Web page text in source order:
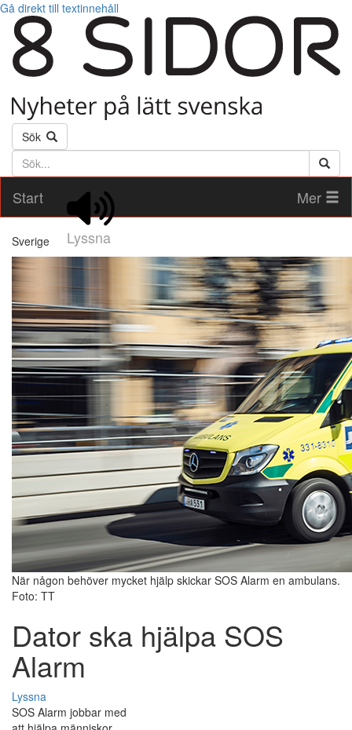
Gå direkt till textinnehåll
Sök
Söktext
Start
Lyssna
Mer
Sverige
När någon behöver mycket hjälp skickar SOS Alarm en ambulans.
Foto: TT
Dator ska hjälpa SOS
Alarm
Lyssna
SOS Alarm jobbar med